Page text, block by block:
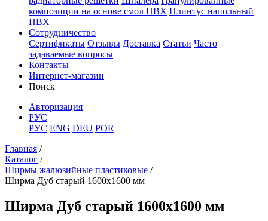
композиции на основе смол ПВХ Плинтус напольный
ПВХ
Сотрудничество
Сертификаты Отзывы Доставка Статьи Часто
задаваемые вопросы
Контакты
Интернет-магазин
Поиск
Авторизация
РУС
РУС ENG DEU POR
Главная /
Каталог /
Ширмы жалюзийные пластиковые /
Ширма Дуб старый 1600х1600 мм
Ширма Дуб старый 1600х1600 мм